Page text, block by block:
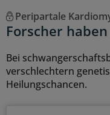
Peripartale
Forscher
Bei
verschlechtern
Heilungschancen.